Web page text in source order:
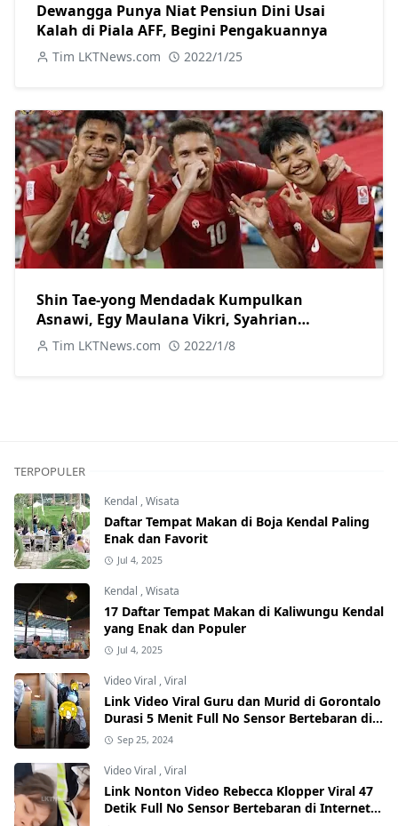
Dewangga Punya Niat Pensiun Dini Usai
Kalah di Piala AFF, Begini Pengakuannya
Tim LKTNews.com 2022/1/25
Shin Tae-yong Mendadak Kumpulkan
Asnawi, Egy Maulana Vikri, Syahrian
Abimanyu, dan Witan Sulaeman, Bahas Apa?
Tim LKTNews.com 2022/1/8
TERPOPULER
Kendal ,Wisata
Daftar Tempat Makan di Boja Kendal Paling
Enak dan Favorit
Jul 4, 2025
Kendal ,Wisata
17 Daftar Tempat Makan di Kaliwungu Kendal
yang Enak dan Populer
Jul 4, 2025
Video Viral ,Viral
Link Video Viral Guru dan Murid di Gorontalo
Durasi 5 Menit Full No Sensor Bertebaran di
Internet, Hati-Hati Phising!
Sep 25, 2024
Video Viral ,Viral
Link Nonton Video Rebecca Klopper Viral 47
Detik Full No Sensor Bertebaran di Internet,